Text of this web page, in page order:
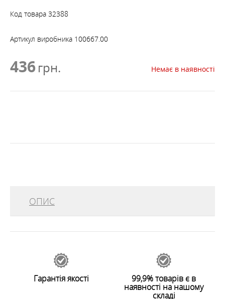
Код товара 32388
Артикул виробника 100667.00
436 грн. Немає в наявності
ОПИС
Багатофункціональнабандана Баффі, виконана з
вологи, вітру, пилу і сонячних променів, не
продувається, зате ефективно вбирає і відводить
вологу і зайве тепло при високій фізичній активності.
Буде дуже корисний альпіністам, туристам,
мультігонщікам і всім любителям активного
Гарантія якості 99,9% товарів є в
наявності на нашому
складі